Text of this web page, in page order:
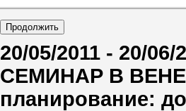
20/05/2011 - 20/06/
СЕМИНАР В ВЕНЕ
планирование: